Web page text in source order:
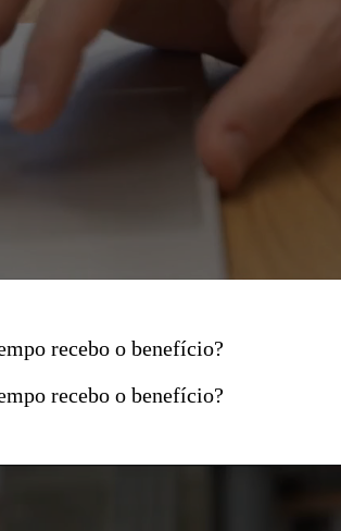
recebo o benefício?
recebo o benefício?